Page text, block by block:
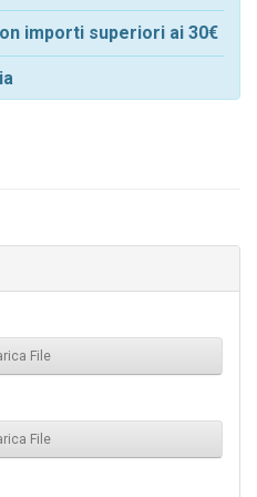
importi superiori ai 30€
File
File